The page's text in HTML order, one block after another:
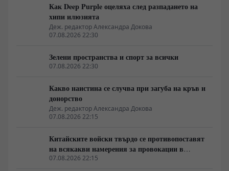
Как Deep Purple оцеляха след разпадането на
хипи илюзията
Деж. редактор Александра Докова
07.08.2026 22:30
Зелени пространства и спорт за всички
07.08.2026 22:30
Какво наистина се случва при загуба на кръв и
донорство
Деж. редактор Александра Докова
07.08.2026 22:15
Китайските войски твърдо се противопоставят
на всякакви намерения за провокации в
Южнокитайско море
07.08.2026 22:15